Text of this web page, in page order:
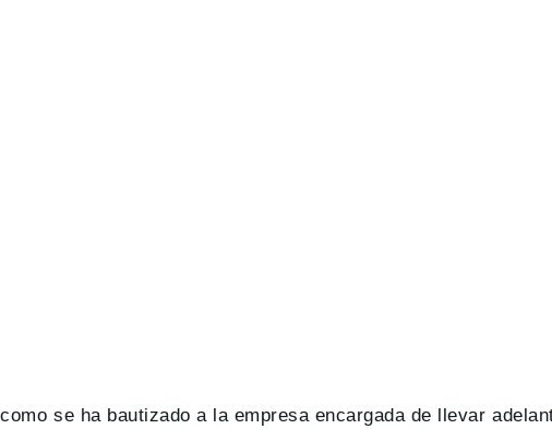
se ha bautizado a la empresa encargada de llevar